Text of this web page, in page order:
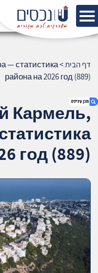
Кармель, Хайфа —
района на 2026 год (889)
3. שאלתם ? ענינו !
דף הבית>
— статистика
района на 2026 год (889)
Кармель,
год (889)